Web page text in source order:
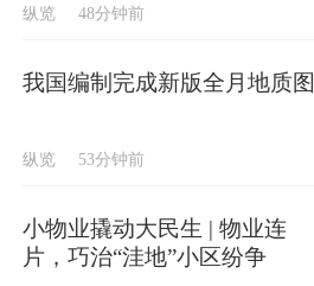
纵览 48分钟前
我国编制完成新版全月地质图
纵览 53分钟前
小物业撬动大民生 | 物业连
片，巧治“洼地”小区纷争